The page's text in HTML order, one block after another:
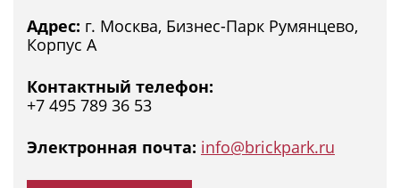
Адрес: г. Москва, Бизнес-Парк Румянцево,
Корпус А
Контактный телефон:
+7 495 789 36 53
Электронная почта: info@brickpark.ru